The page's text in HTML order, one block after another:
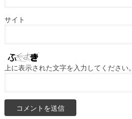
サイト
上に表示された文字を入力してください。